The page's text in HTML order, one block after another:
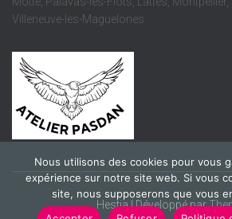
Villeneuve-les-Maguelones.
Hestia | Développé par
Nous utilisons des cookies pour vous
expérience sur notre site web. Si vous
site, nous supposerons que vous